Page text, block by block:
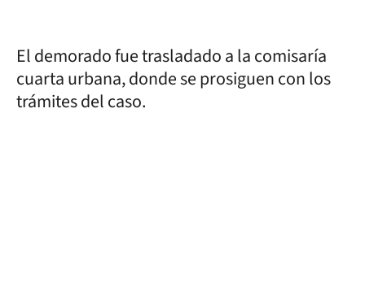
El demorado fue trasladado a la comisaría
cuarta urbana, donde se prosiguen con los
trámites del caso.